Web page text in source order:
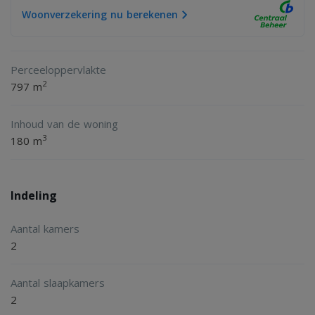
- apart toilet
- (recreatief) verhuur mogelijk
Woonverzekering nu berekenen
Perceeloppervlakte
797 m2
Inhoud van de woning
180 m3
Indeling
Aantal kamers
2
Aantal slaapkamers
2